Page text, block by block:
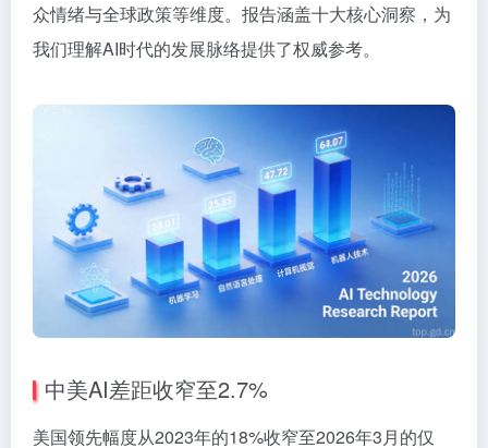
众情绪与全球政策等维度。报告涵盖十大核心洞察，为
我们理解AI时代的发展脉络提供了权威参考。
中美AI差距收窄至2.7%
美国领先幅度从2023年的18%收窄至2026年3月的仅